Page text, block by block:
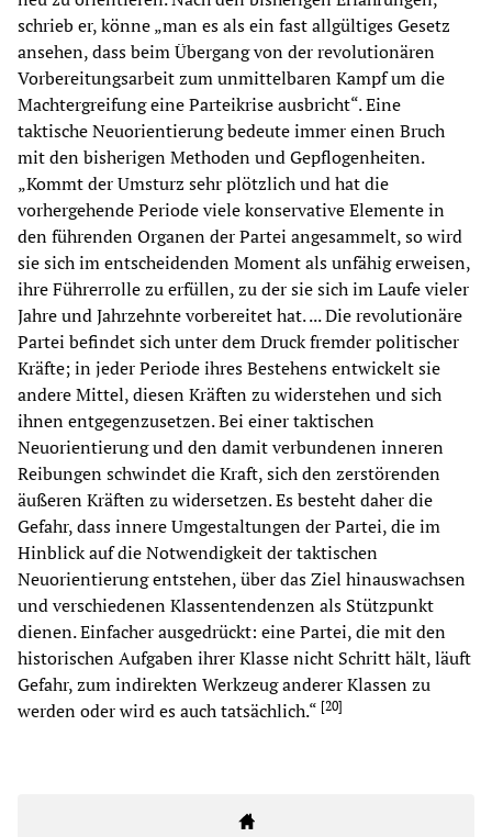
schrieb er, könne „man es als ein fast allgültiges Gesetz
ansehen, dass beim Übergang von der revolutionären
Vorbereitungsarbeit zum unmittelbaren Kampf um die
Machtergreifung eine Parteikrise ausbricht“. Eine
taktische Neuorientierung bedeute immer einen Bruch
mit den bisherigen Methoden und Gepflogenheiten.
„Kommt der Umsturz sehr plötzlich und hat die
vorhergehende Periode viele konservative Elemente in
den führenden Organen der Partei angesammelt, so wird
sie sich im entscheidenden Moment als unfähig erweisen,
ihre Führerrolle zu erfüllen, zu der sie sich im Laufe vieler
Jahre und Jahrzehnte vorbereitet hat. ... Die revolutionäre
Partei befindet sich unter dem Druck fremder politischer
Kräfte; in jeder Periode ihres Bestehens entwickelt sie
andere Mittel, diesen Kräften zu widerstehen und sich
ihnen entgegenzusetzen. Bei einer taktischen
Neuorientierung und den damit verbundenen inneren
Reibungen schwindet die Kraft, sich den zerstörenden
äußeren Kräften zu widersetzen. Es besteht daher die
Gefahr, dass innere Umgestaltungen der Partei, die im
Hinblick auf die Notwendigkeit der taktischen
Neuorientierung entstehen, über das Ziel hinauswachsen
und verschiedenen Klassentendenzen als Stützpunkt
dienen. Einfacher ausgedrückt: eine Partei, die mit den
historischen Aufgaben ihrer Klasse nicht Schritt hält, läuft
Gefahr, zum indirekten Werkzeug anderer Klassen zu
werden oder wird es auch tatsächlich.“ [20]